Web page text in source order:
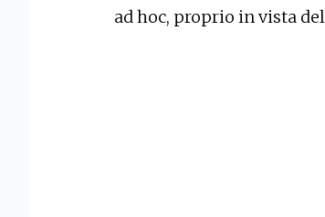
ad hoc, proprio in vista